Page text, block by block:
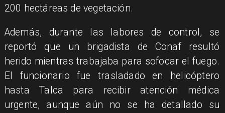
200 hectáreas de vegetación.
Además, durante las labores de control, se
reportó que un brigadista de Conaf resultó
herido mientras trabajaba para sofocar el fuego.
El funcionario fue trasladado en helicóptero
hasta Talca para recibir atención médica
urgente, aunque aún no se ha detallado su